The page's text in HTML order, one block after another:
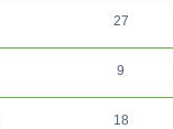
27
9
18